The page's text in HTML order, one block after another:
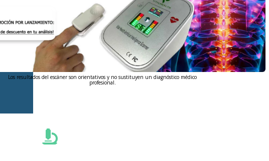
Los resultados del escáner son orientativos y no sustituyen un diagnóstico médico
profesional.
